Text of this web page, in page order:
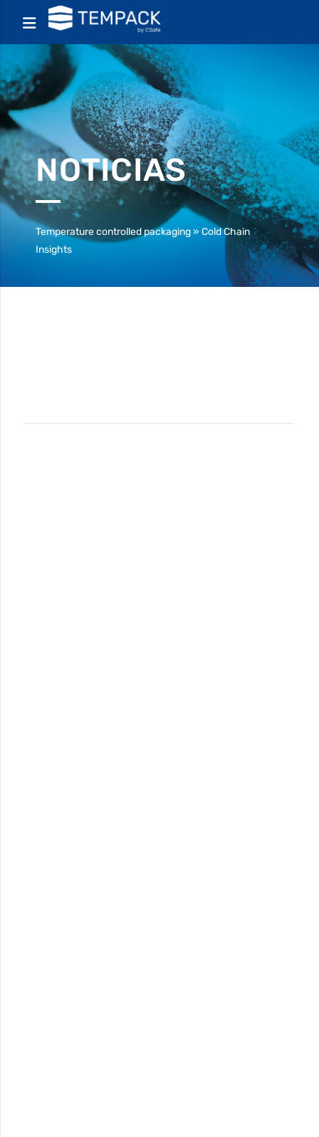
NOTICIAS
Temperature controlled packaging» Cold Chain
Insights